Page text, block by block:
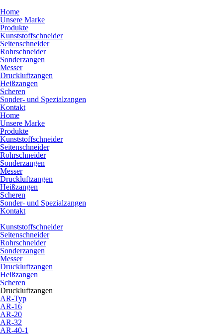
Home
Unsere Marke
Produkte
Kunststoffschneider
Seitenschneider
Rohrschneider
Sonderzangen
Messer
Druckluftzangen
Heißzangen
Scheren
Sonder- und Spezialzangen
Kontakt
Home
Unsere Marke
Produkte
Kunststoffschneider
Seitenschneider
Rohrschneider
Sonderzangen
Messer
Druckluftzangen
Heißzangen
Scheren
Sonder- und Spezialzangen
Kontakt
Kunststoffschneider
Seitenschneider
Rohrschneider
Sonderzangen
Messer
Druckluftzangen
Heißzangen
Scheren
Druckluftzangen
AR-Typ
AR-16
AR-20
AR-32
AR-40-1